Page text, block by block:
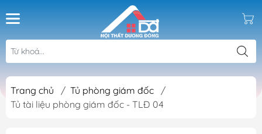
Trang chủ / Tủ phòng giám đốc
/
Tủ tài liệu phòng giám đốc - TLĐ 04